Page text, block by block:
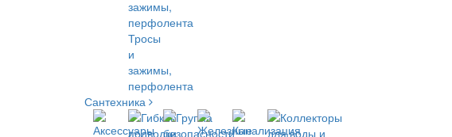
Тросы
и
зажимы,
перфолента
Сантехника